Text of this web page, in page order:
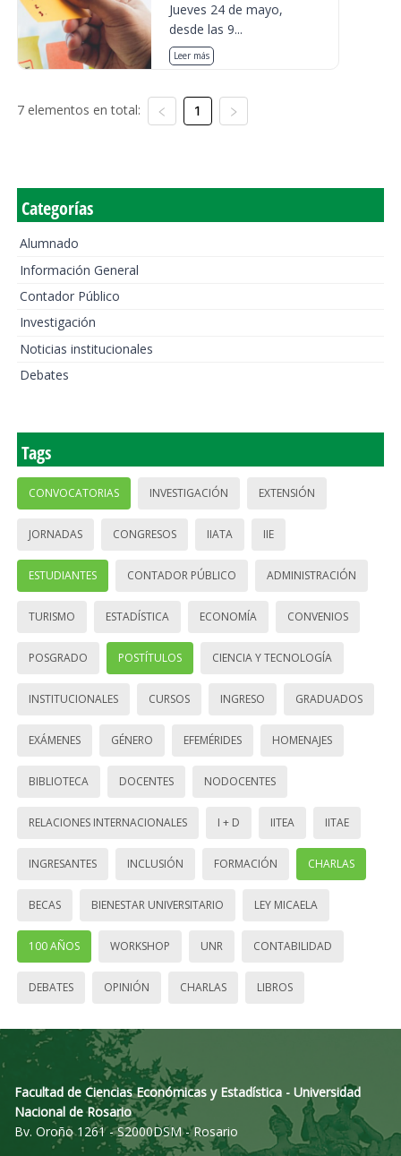
Jueves 24 de mayo,
desde las 9...
Leer más
7 elementos en total: 1
Categorías
Alumnado
Información General
Contador Público
Investigación
Noticias institucionales
Debates
Tags
CONVOCATORIAS INVESTIGACIÓN EXTENSIÓN
JORNADAS CONGRESOS IIATA IIE
ESTUDIANTES CONTADOR PÚBLICO ADMINISTRACIÓN
TURISMO ESTADÍSTICA ECONOMÍA CONVENIOS
POSGRADO POSTÍTULOS CIENCIA Y TECNOLOGÍA
INSTITUCIONALES CURSOS INGRESO GRADUADOS
EXÁMENES GÉNERO EFEMÉRIDES HOMENAJES
BIBLIOTECA DOCENTES NODOCENTES
RELACIONES INTERNACIONALES I + D IITEA IITAE
INGRESANTES INCLUSIÓN FORMACIÓN CHARLAS
BECAS BIENESTAR UNIVERSITARIO LEY MICAELA
100 AÑOS WORKSHOP UNR CONTABILIDAD
DEBATES OPINIÓN CHARLAS LIBROS
Facultad de Ciencias Económicas y Estadística - Universidad
Nacional de Rosario
Bv. Oroño 1261 - S2000DSM - Rosario